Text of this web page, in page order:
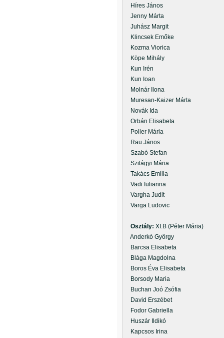
Híres János
Jenny Márta
Juhász Margit
Klincsek Emőke
Kozma Viorica
Köpe Mihály
Kun Irén
Kun Ioan
Molnár Ilona
Muresan-Kaizer Márta
Novák Ida
Orbán Elisabeta
Poller Mária
Rau János
Szabó Stefan
Szilágyi Mária
Takács Emilia
Vadi Iulianna
Vargha Judit
Varga Ludovic
Osztály: XI.B (Péter Mária)
Anderkó György
Barcsa Elisabeta
Blága Magdolna
Boros Éva Elisabeta
Borsody Maria
Buchan Joó Zsófia
David Erszébet
Fodor Gabriella
Huszár Ildikó
Kapcsos Irina